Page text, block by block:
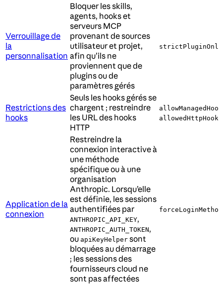
Verrouillage de
la
personnalisation
Bloquer les skills,
agents, hooks et
serveurs MCP
provenant de sources
utilisateur et projet,
afin qu’ils ne
proviennent que de
plugins ou de
paramètres gérés
Restrictions des
hooks
Seuls les hooks gérés se
chargent ; restreindre
les URL des hooks
HTTP
Application de la
connexion
Restreindre la
connexion interactive à
une méthode
spécifique ou à une
organisation
Anthropic. Lorsqu’elle
est définie, les sessions
authentifiées par
ANTHROPIC_API_KEY,
ANTHROPIC_AUTH_TOKEN,
ou apiKeyHelper sont
bloquées au démarrage
; les sessions des
fournisseurs cloud ne
sont pas affectées
forceLoginMethod